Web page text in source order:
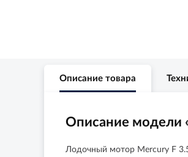
Описание товара
Описание модели
Лодочный мотор Mercury F